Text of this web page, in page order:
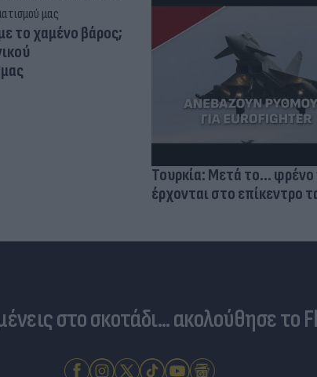
το χαμένο βάρος;
Τουρκία: Μετά το... φρένο
έρχονται στο επίκεντρο
στο σκοτάδι... ακολούθησε το